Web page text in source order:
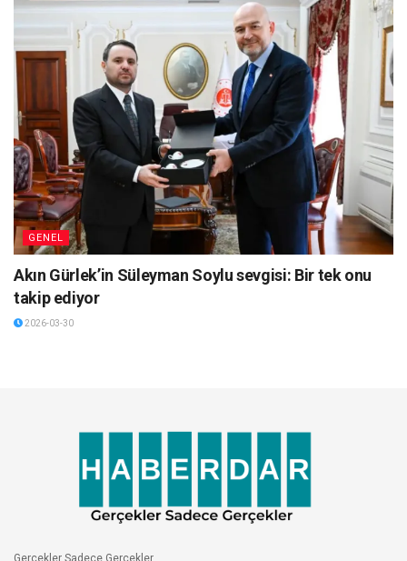
GENEL
Akın Gürlek’in Süleyman Soylu sevgisi: Bir tek onu
takip ediyor
2026-03-30
Gerçekler Sadece Gerçekler